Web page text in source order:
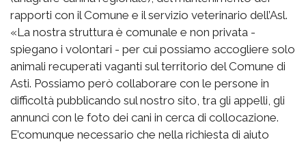
rapporti con il Comune e il servizio veterinario dell’Asl.
«La nostra struttura è comunale e non privata -
spiegano i volontari - per cui possiamo accogliere solo
animali recuperati vaganti sul territorio del Comune di
Asti. Possiamo però collaborare con le persone in
difficoltà pubblicando sul nostro sito, tra gli appelli, gli
annunci con le foto dei cani in cerca di collocazione.
E’comunque necessario che nella richiesta di aiuto